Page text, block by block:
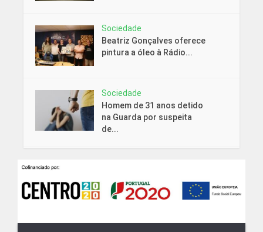
Sociedade
Beatriz Gonçalves oferece
pintura a óleo à Rádio...
Sociedade
Homem de 31 anos detido
na Guarda por suspeita
de...